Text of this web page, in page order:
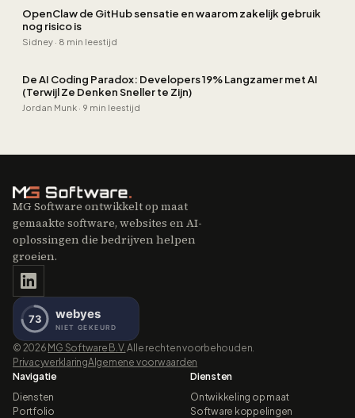
OpenClaw de GitHub sensatie en waarom zakelijk gebruik
nog risico is
Sidney · 8 min leestijd
De AI Coding Paradox: Developers 19% Langzamer met AI
(Terwijl Ze Denken Sneller te Zijn)
Jordan Munk · 9 min leestijd
MG Software ontwikkelt op maat
gemaakte software, websites en AI-
oplossingen die bedrijven helpen
groeien.
© 2026 MG Software B.V. Alle rechten voorbehouden.
PrivacyverklaringAlgemene voorwaarden
Navigatie
Diensten
Portfolio
Diensten
Ontwikkeling op maat
Software koppelingen